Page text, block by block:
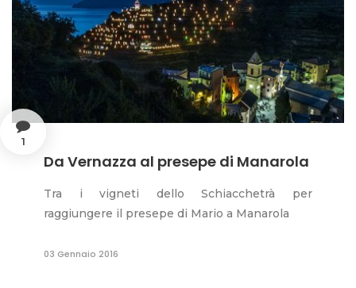
1
Da Vernazza al presepe di Manarola
Tra i vigneti dello Schiacchetrà per
raggiungere il presepe di Mario a Manarola
03 Gennaio 2016